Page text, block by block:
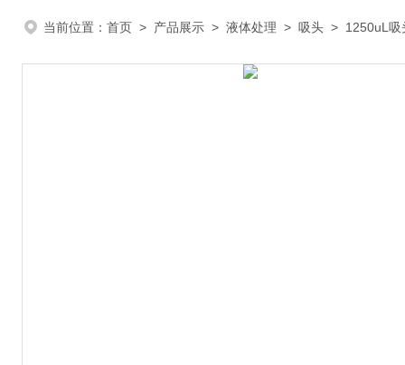
当前位置： 首页 > 产品展示 > 液体处理 > 吸头 > 1250uL吸